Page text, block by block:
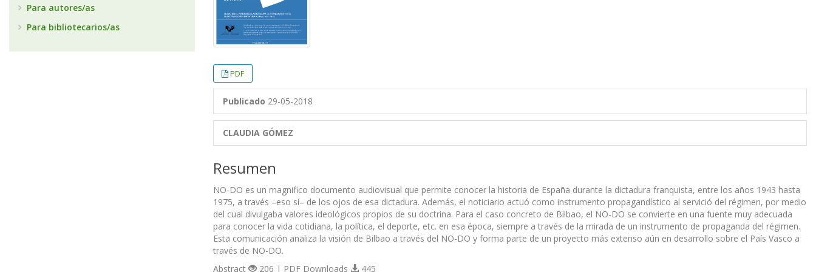
PDF
Publicado 29-05-2018
CLAUDIA GÓMEZ
Resumen
NO-DO es un magnifico documento audiovisual que permite conocer la historia de España durante la dictadura franquista, entre los años 1943 hasta
1975, a través –eso sí– de los ojos de esa dictadura. Además, el noticiario actuó como instrumento propagandístico al servició del régimen, por medio
del cual divulgaba valores ideológicos propios de su doctrina. Para el caso concreto de Bilbao, el NO-DO se convierte en una fuente muy adecuada
para conocer la vida cotidiana, la política, el deporte, etc. en esa época, siempre a través de la mirada de un instrumento de propaganda del régimen.
Esta comunicación analiza la visión de Bilbao a través del NO-DO y forma parte de un proyecto más extenso aún en desarrollo sobre el País Vasco a
través de NO-DO.
Abstract
206 | PDF Downloads 445
Para autores/as
Para bibliotecarios/as